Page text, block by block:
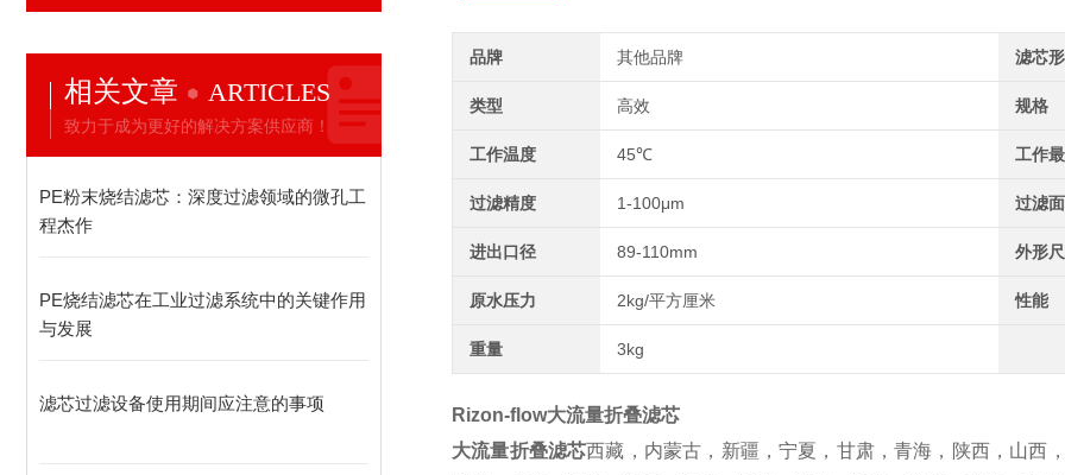
相关文章 ARTICLES
致力于成为更好的解决方案供应商！
PE粉末烧结滤芯：深度过滤领域的微孔工
程杰作
PE烧结滤芯在工业过滤系统中的关键作用
与发展
滤芯过滤设备使用期间应注意的事项
品牌 其他品牌 滤芯
类型 高效 规格
工作温度 45℃ 工作
过滤精度 1-100μm 过滤
进出口径 89-110mm 外形
原水压力 2kg/平方厘米 性能
重量 3kg
Rizon-flow大流量折叠滤芯
大流量折叠滤芯西藏，内蒙古，新疆，宁夏，甘肃，青海，陕西，山西